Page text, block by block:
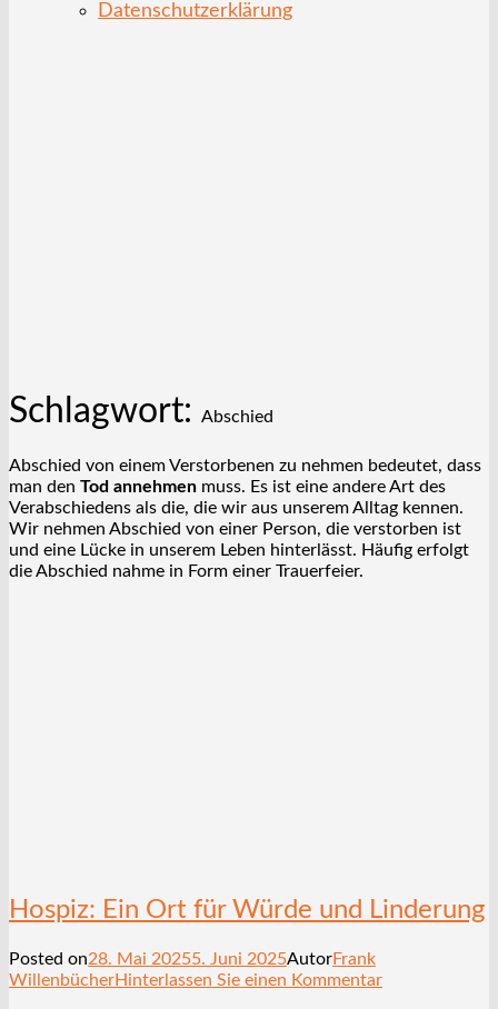
Datenschutzerklärung
Schlagwort: Abschied
Abschied von einem Verstorbenen zu nehmen bedeutet, dass
man den Tod annehmen muss. Es ist eine andere Art des
Verabschiedens als die, die wir aus unserem Alltag kennen.
Wir nehmen Abschied von einer Person, die verstorben ist
und eine Lücke in unserem Leben hinterlässt. Häufig erfolgt
die Abschied nahme in Form einer Trauerfeier.
Hospiz: Ein Ort für Würde und Linderung
Posted on28. Mai 20255. Juni 2025AutorFrank
WillenbücherHinterlassen Sie einen Kommentar